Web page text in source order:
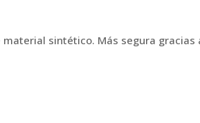
sintético. Más segura